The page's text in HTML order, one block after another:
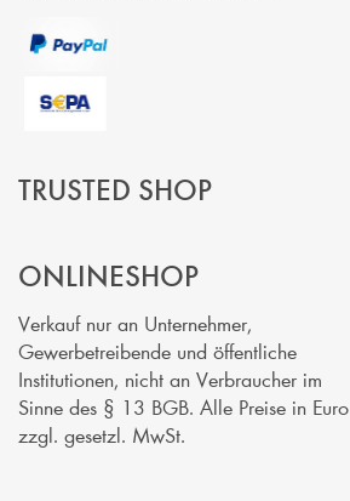
TRUSTED SHOP
ONLINESHOP
Verkauf nur an Unternehmer,
Gewerbetreibende und öffentliche
Institutionen, nicht an Verbraucher im
Sinne des § 13 BGB. Alle Preise in Euro
zzgl. gesetzl. MwSt.